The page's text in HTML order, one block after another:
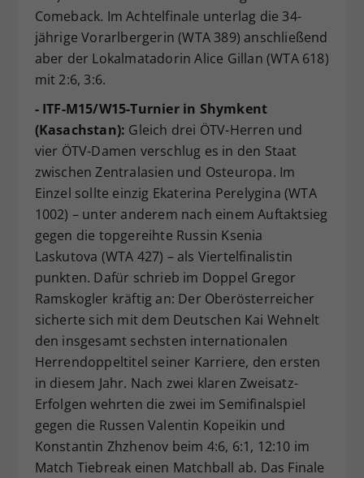
Comeback. Im Achtelfinale unterlag die 34-
jährige Vorarlbergerin (WTA 389) anschließend
aber der Lokalmatadorin Alice Gillan (WTA 618)
mit 2:6, 3:6.
- ITF-M15/W15-Turnier in Shymkent
(Kasachstan): Gleich drei ÖTV-Herren und
vier ÖTV-Damen verschlug es in den Staat
zwischen Zentralasien und Osteuropa. Im
Einzel sollte einzig Ekaterina Perelygina (WTA
1002) – unter anderem nach einem Auftaktsieg
gegen die topgereihte Russin Ksenia
Laskutova (WTA 427) – als Viertelfinalistin
punkten. Dafür schrieb im Doppel Gregor
Ramskogler kräftig an: Der Oberösterreicher
sicherte sich mit dem Deutschen Kai Wehnelt
den insgesamt sechsten internationalen
Herrendoppeltitel seiner Karriere, den ersten
in diesem Jahr. Nach zwei klaren Zweisatz-
Erfolgen wehrten die zwei im Semifinalspiel
gegen die Russen Valentin Kopeikin und
Konstantin Zhzhenov beim 4:6, 6:1, 12:10 im
Match Tiebreak einen Matchball ab. Das Finale